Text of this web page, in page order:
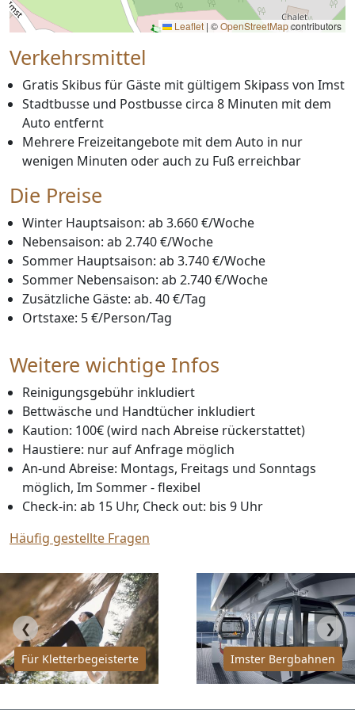
Leaflet | ©OpenStreetMapcontributors
Verkehrsmittel
Gratis Skibus für Gäste mit gültigem Skipass von Imst
Stadtbusse und Postbusse circa 8 Minuten mit dem
Auto entfernt
Mehrere Freizeitangebote mit dem Auto in nur
wenigen Minuten oder auch zu Fuß erreichbar
Die Preise
Winter Hauptsaison: ab 3.660 €/Woche
Nebensaison: ab 2.740 €/Woche
Sommer Hauptsaison: ab 3.740 €/Woche
Sommer Nebensaison: ab 2.740 €/Woche
Zusätzliche Gäste: ab. 40 €/Tag
Ortstaxe: 5 €/Person/Tag
Weitere wichtige Infos
Reinigungsgebühr inkludiert
Bettwäsche und Handtücher inkludiert
Kaution: 100€ (wird nach Abreise rückerstattet)
Haustiere: nur auf Anfrage möglich
An-und Abreise: Montags, Freitags und Sonntags
möglich, Im Sommer - flexibel
Check-in: ab 15 Uhr, Check out: bis 9 Uhr
Häufig gestellte Fragen
Für Kletterbegeisterte Imster Bergbahnen
❮ ❯